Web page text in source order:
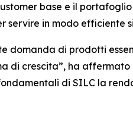
base e il
in modo efficiente
di prodotti
di crescita”, ha
di SILC la